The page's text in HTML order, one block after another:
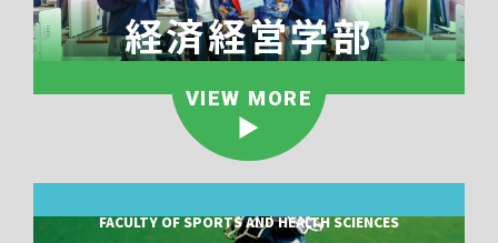
経済経営学部
VIEW MORE
FACULTY OF SPORTS AND HEALTH SCIENCES